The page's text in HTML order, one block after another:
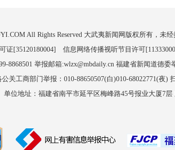
All Rights Reserved 大武夷新闻网版权所有，未
证[35120180004] 信息网络传播视听节目许可
8868501 举报邮箱:wlzx@mbdaily.cn 福建省新闻道德委
关工商部门举报：010-88650507(白)010-68022771(夜)
单位地址：福建省南平市延平区梅峰路45号报业大厦7层